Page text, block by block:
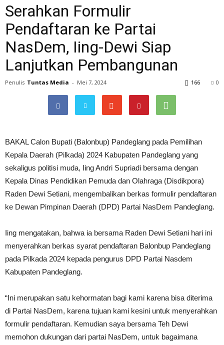
Serahkan Formulir
Pendaftaran ke Partai
NasDem, Iing-Dewi Siap
Lanjutkan Pembangunan
Penulis Tuntas Media - Mei 7, 2024 0
166
BAKAL Calon Bupati (Balonbup) Pandeglang pada Pemilihan
Kepala Daerah (Pilkada) 2024 Kabupaten Pandeglang yang
sekaligus politisi muda, Iing Andri Supriadi bersama dengan
Kepala Dinas Pendidikan Pemuda dan Olahraga (Disdikpora)
Raden Dewi Setiani, mengembalikan berkas formulir pendaftaran
ke Dewan Pimpinan Daerah (DPD) Partai NasDem Pandeglang.
Iing mengatakan, bahwa ia bersama Raden Dewi Setiani hari ini
menyerahkan berkas syarat pendaftaran Balonbup Pandeglang
pada Pilkada 2024 kepada pengurus DPD Partai Nasdem
Kabupaten Pandeglang.
“Ini merupakan satu kehormatan bagi kami karena bisa diterima
di Partai NasDem, karena tujuan kami kesini untuk menyerahkan
formulir pendaftaran. Kemudian saya bersama Teh Dewi
memohon dukungan dari partai NasDem, untuk bagaimana